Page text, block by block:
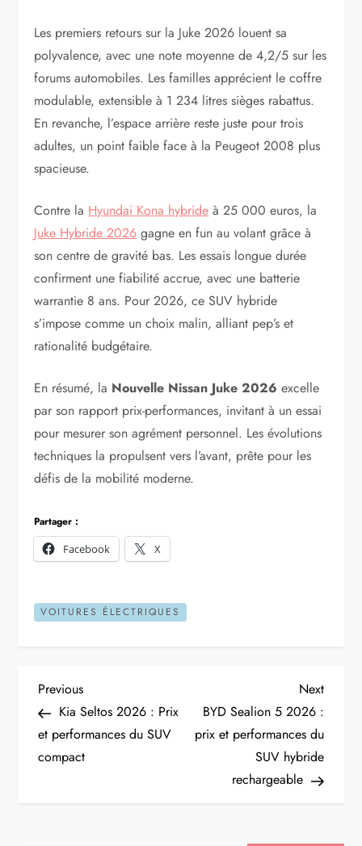
Les premiers retours sur la Juke 2026 louent sa
polyvalence, avec une note moyenne de 4,2/5 sur les
forums automobiles. Les familles apprécient le coffre
modulable, extensible à 1 234 litres sièges rabattus.
En revanche, l’espace arrière reste juste pour trois
adultes, un point faible face à la Peugeot 2008 plus
spacieuse.
Contre la Hyundai Kona hybride à 25 000 euros, la
Juke Hybride 2026 gagne en fun au volant grâce à
son centre de gravité bas. Les essais longue durée
confirment une fiabilité accrue, avec une batterie
warrantie 8 ans. Pour 2026, ce SUV hybride
s’impose comme un choix malin, alliant pep’s et
rationalité budgétaire.
En résumé, la Nouvelle Nissan Juke 2026 excelle
par son rapport prix-performances, invitant à un essai
pour mesurer son agrément personnel. Les évolutions
techniques la propulsent vers l’avant, prête pour les
défis de la mobilité moderne.
Partager :
Facebook
X
VOITURES ÉLECTRIQUES
N
a
v
Previous
Post
Previous
Kia Seltos 2026 : Prix
et performances du SUV
compact
Next
Post
Next
BYD Sealion 5 2026 :
prix et performances du
SUV hybride
rechargeable